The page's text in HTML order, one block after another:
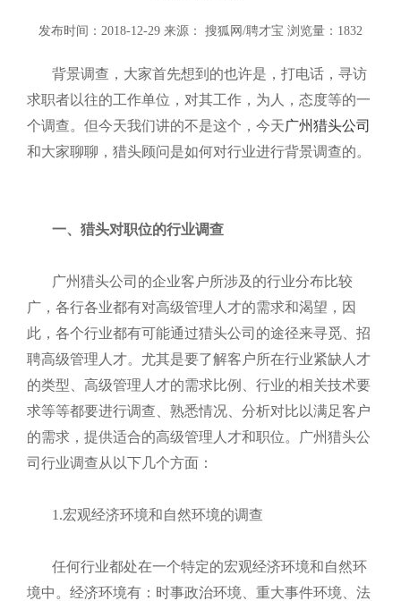
发布时间：2018-12-29 来源： 搜狐网/聘才宝 浏览量：1832
背景调查，大家首先想到的也许是，打电话，寻访
求职者以往的工作单位，对其工作，为人，态度等的一
个调查。但今天我们讲的不是这个，今天广州猎头公司
和大家聊聊，猎头顾问是如何对行业进行背景调查的。
一、猎头对职位的行业调查
广州猎头公司的企业客户所涉及的行业分布比较
广，各行各业都有对高级管理人才的需求和渴望，因
此，各个行业都有可能通过猎头公司的途径来寻觅、招
聘高级管理人才。尤其是要了解客户所在行业紧缺人才
的类型、高级管理人才的需求比例、行业的相关技术要
求等等都要进行调查、熟悉情况、分析对比以满足客户
的需求，提供适合的高级管理人才和职位。广州猎头公
司行业调查从以下几个方面：
1.宏观经济环境和自然环境的调查
任何行业都处在一个特定的宏观经济环境和自然环
境中。经济环境有：时事政治环境、重大事件环境、法